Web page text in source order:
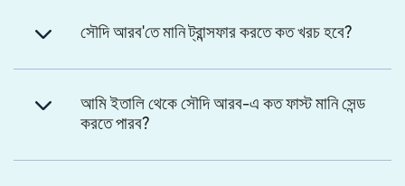
সৌদি আরব'তে মানি ট্রান্সফার করতে কত খরচ হবে?
আমি ইতালি থেকে সৌদি আরব-এ কত ফাস্ট মানি সেন্ড
করতে পারব?